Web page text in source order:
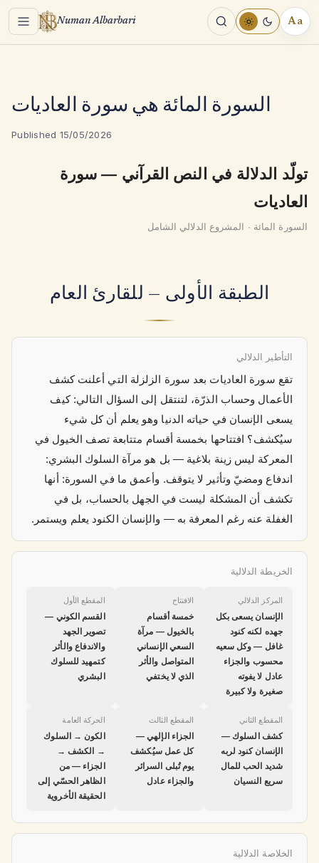
Menu Numan Albarbari Aa
السورة المائة هي سورة العاديات
Published 15/05/2026
تولّد الدلالة في النص القرآني — سورة
العاديات
السورة المائة · المشروع الدلالي الشامل
الطبقة الأولى — للقارئ العام
التأطير الدلالي
تقع سورة العاديات بعد سورة الزلزلة التي أعلنت كشف
الأعمال وحساب الذرّة، لتنتقل إلى السؤال التالي: كيف
يسعى الإنسان في حياته الدنيا وهو يعلم أن كل شيء
سيُكشف؟ افتتاحها بخمسة أقسام متتابعة تصف الخيول في
المعركة ليس زينة بلاغية — بل هو مرآة السلوك البشري:
اندفاع ومضيّ وتأثير لا يتوقف. وأعمق ما في السورة: أنها
تكشف أن المشكلة ليست في الجهل بالحساب، بل في
الغفلة عنه رغم المعرفة به — والإنسان الكنود يعلم ويستمر.
الخريطة الدلالية
المركز الدلالي
الإنسان يسعى بكل
جهده لكنه كنود
غافل — وكل سعيه
محسوب والجزاء
عادل لا يفوته
صغيرة ولا كبيرة
الافتتاح
خمسة أقسام
بالخيول — مرآة
السعي الإنساني
المتواصل والأثر
الذي لا يختفي
المقطع الأول
القسم الكوني —
تصوير الجهد
والاندفاع والأثر
كتمهيد للسلوك
البشري
المقطع الثاني
كشف السلوك —
الإنسان كنود لربه
شديد الحب للمال
سريع النسيان
المقطع الثالث
الجزاء الإلهي —
كل عمل سيُكشف
يوم تُبلى السرائر
والجزاء عادل
الحركة العامة
الكون → السلوك
→ الكشف →
الجزاء — من
الظاهر الحسّي إلى
الحقيقة الأخروية
الخلاصة الدلالية